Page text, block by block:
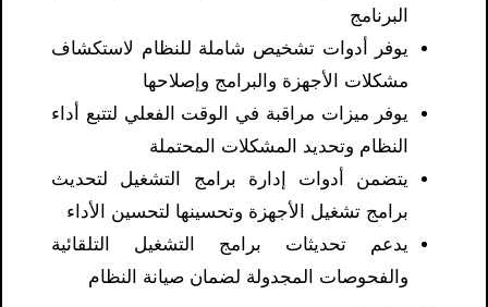
البرنامج
يوفر أدوات تشخيص شاملة للنظام لاستكشاف
مشكلات الأجهزة والبرامج وإصلاحها
يوفر ميزات مراقبة في الوقت الفعلي لتتبع أداء
النظام وتحديد المشكلات المحتملة
يتضمن أدوات إدارة برامج التشغيل لتحديث
برامج تشغيل الأجهزة وتحسينها لتحسين الأداء
يدعم تحديثات برامج التشغيل التلقائية
والفحوصات المجدولة لضمان صيانة النظام